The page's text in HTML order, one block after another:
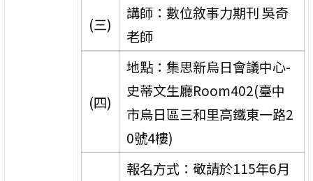
(三)
講師：數位敘事力期刊 吳奇
老師
(四)
地點：集思新烏日會議中心-
史蒂文生廳Room402(臺中
市烏日區三和里高鐵東一路2
0號4樓)
報名方式：敬請於115年6月